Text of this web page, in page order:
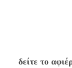
δείτε το